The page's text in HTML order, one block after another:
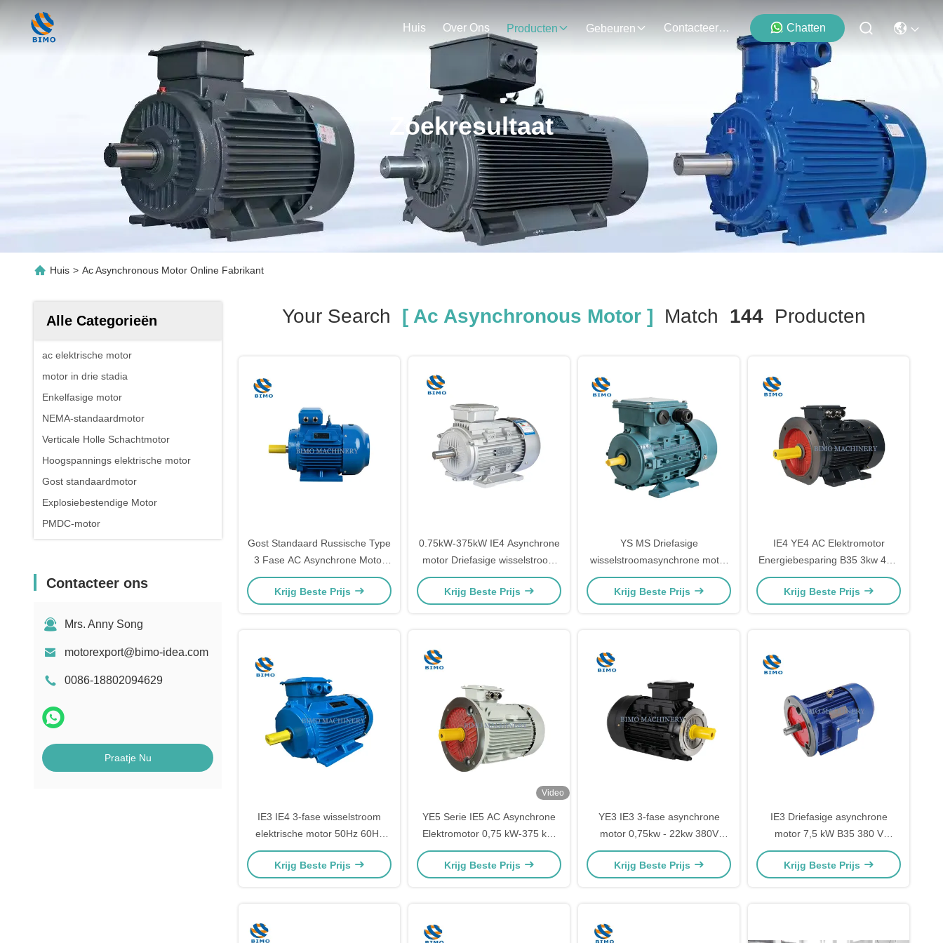
Huis Over Ons Producten Gebeuren Contacteer Ons Chatten
Zoekresultaat
Huis > Ac Asynchronous Motor Online Fabrikant
Alle Categorieën
ac elektrische motor
motor in drie stadia
Enkelfasige motor
NEMA-standaardmotor
Verticale Holle Schachtmotor
Hoogspannings elektrische motor
Gost standaardmotor
Explosiebestendige Motor
PMDC-motor
Contacteer ons
Mrs. Anny Song
motorexport@bimo-idea.com
0086-18802094629
Praatje Nu
Your Search [ Ac Asynchronous Motor ] Match 144 Producten
Gost Standaard Russische Type
3 Fase AC Asynchrone Motor
22kW 30HP Inductie
Elektromotor
Krijg Beste Prijs
0.75kW-375kW IE4 Asynchrone
motor Driefasige wisselstroom
Asynchrone motor IP55 IP56
IP65
Krijg Beste Prijs
YS MS Driefasige
wisselstroomasynchrone motor
Aluminium behuizing 0.55kw-
15kw
Krijg Beste Prijs
IE4 YE4 AC Elektromotor
Energiebesparing B35 3kw 4HP
AC Asynchrone Motor 3 Fase
Krijg Beste Prijs
IE3 IE4 3-fase wisselstroom
elektrische motor 50Hz 60Hz
hoge snelheid asynchrone
motor 0,75 pk 0,55 kw 4 pool
Krijg Beste Prijs
Video
YE5 Serie IE5 AC Asynchrone
Elektromotor 0,75 kW-375 kW
380v 3-fasemotor
Krijg Beste Prijs
YE3 IE3 3-fase asynchrone
motor 0,75kw - 22kw 380V
wisselstroommotor IP55 IP54
Krijg Beste Prijs
IE3 Driefasige asynchrone
motor 7,5 kW B35 380 V
wisselstroomspanning 50 Hz
Krijg Beste Prijs